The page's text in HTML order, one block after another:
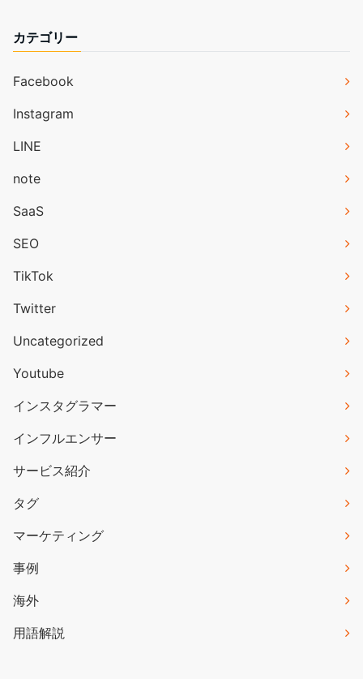
カテゴリー
Facebook
Instagram
LINE
note
SaaS
SEO
TikTok
Twitter
Uncategorized
Youtube
インスタグラマー
インフルエンサー
サービス紹介
タグ
マーケティング
事例
海外
用語解説